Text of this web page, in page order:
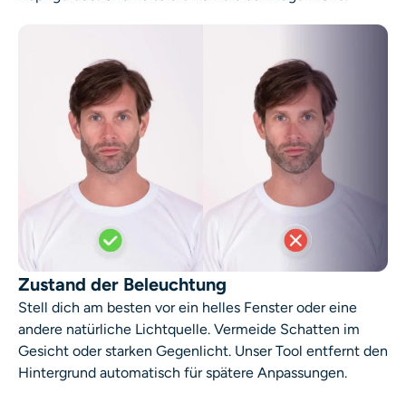
Zustand der Beleuchtung
Stell dich am besten vor ein helles Fenster oder eine
andere natürliche Lichtquelle. Vermeide Schatten im
Gesicht oder starken Gegenlicht. Unser Tool entfernt den
Hintergrund automatisch für spätere Anpassungen.